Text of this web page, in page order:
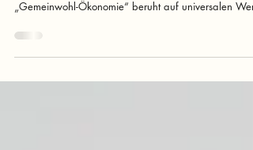
Wunsch nach neuer
Wirtschaftsordnung
Klimawandel, Ungleichheit, Werte-Erosion verlangen
„Gemeinwohl-Ökonomie“ beruht auf universalen Wert